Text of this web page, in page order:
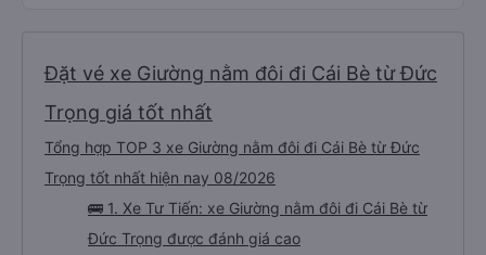
Đặt vé xe Giường nằm đôi đi Cái Bè từ Đức
Trọng giá tốt nhất
Tổng hợp TOP 3 xe Giường nằm đôi đi Cái Bè từ Đức
Trọng tốt nhất hiện nay 08/2026
🚌 1. Xe Tư Tiến: xe Giường nằm đôi đi Cái Bè từ
Đức Trọng được đánh giá cao